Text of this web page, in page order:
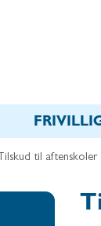
Tilskud til aftenskoler